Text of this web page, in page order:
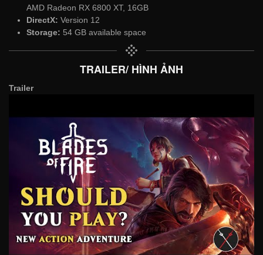
AMD Radeon RX 6800 XT, 16GB
DirectX: Version 12
Storage: 54 GB available space
TRAILER/ HÌNH ẢNH
Trailer